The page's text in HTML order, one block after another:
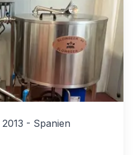
2013 - Spanien